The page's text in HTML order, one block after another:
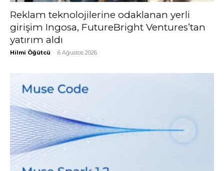
Reklam teknolojilerine odaklanan yerli
girişim Ingosa, FutureBright Ventures’tan
yatırım aldı
Hilmi Öğütcü - 6 Ağustos 2026